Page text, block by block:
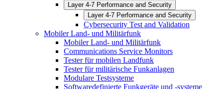
Layer 4-7 Performance and Security
Layer 4-7 Performance and Security
Cybersecurity Test and Validation
Mobiler Land- und Militärfunk
Mobiler Land- und Militärfunk
Communications Service Monitors
Tester für mobilen Landfunk
Tester für militärische Funkanlagen
Modulare Testsysteme
Softwaredefinierte Funkgeräte und -systeme